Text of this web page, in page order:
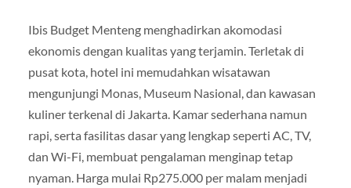
Ibis Budget Menteng menghadirkan akomodasi
ekonomis dengan kualitas yang terjamin. Terletak di
pusat kota, hotel ini memudahkan wisatawan
mengunjungi Monas, Museum Nasional, dan kawasan
kuliner terkenal di Jakarta. Kamar sederhana namun
rapi, serta fasilitas dasar yang lengkap seperti AC, TV,
dan Wi-Fi, membuat pengalaman menginap tetap
nyaman. Harga mulai Rp275.000 per malam menjadi